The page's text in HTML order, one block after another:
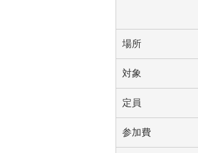
場所
対象
定員
参加費